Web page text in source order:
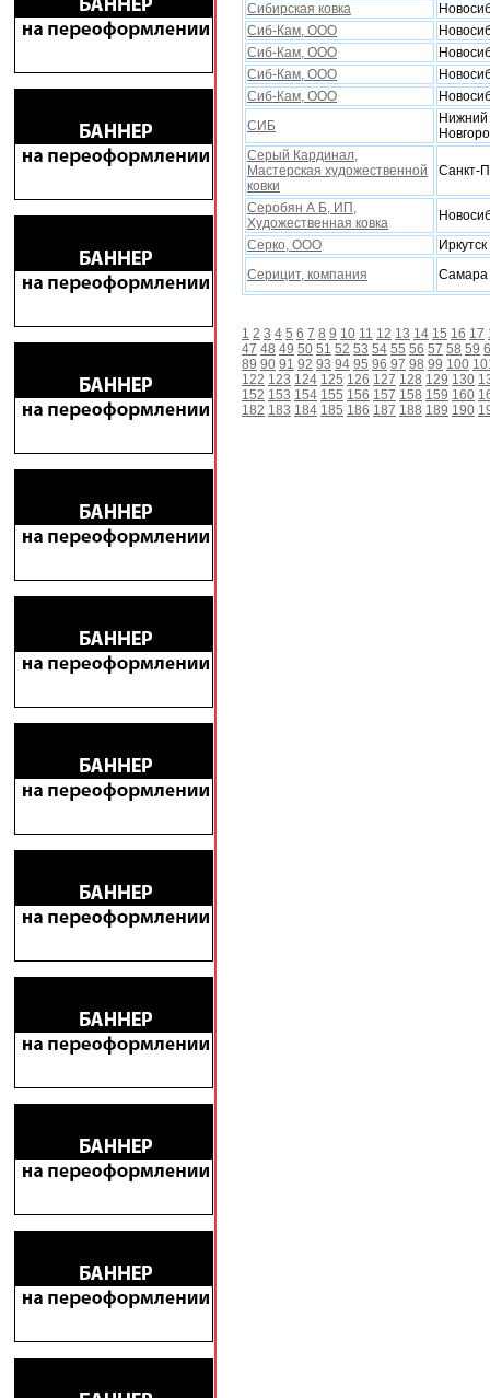
Сибирская ковка
Сиб-Кам, ООО
Сиб-Кам, ООО
Сиб-Кам, ООО
Сиб-Кам, ООО
СИБ
Нижний
Серый Кардинал,
Мастерская xудожественной
ковки
Санкт-
Серобян А Б, ИП,
Xудожественная ковка
Серко, ООО
Иркутск
Серицит, компания
Самара
1 2 3 4 5 6 7 8 9 10 11 12 13 14 15 16 17
47 48 49 50 51 52 53 54 55 56 57 58 59
89 90 91 92 93 94 95 96 97 98 99 100
122 123 124 125 126 127 128 129 130
152 153 154 155 156 157 158 159 160
182 183 184 185 186 187 188 189 190